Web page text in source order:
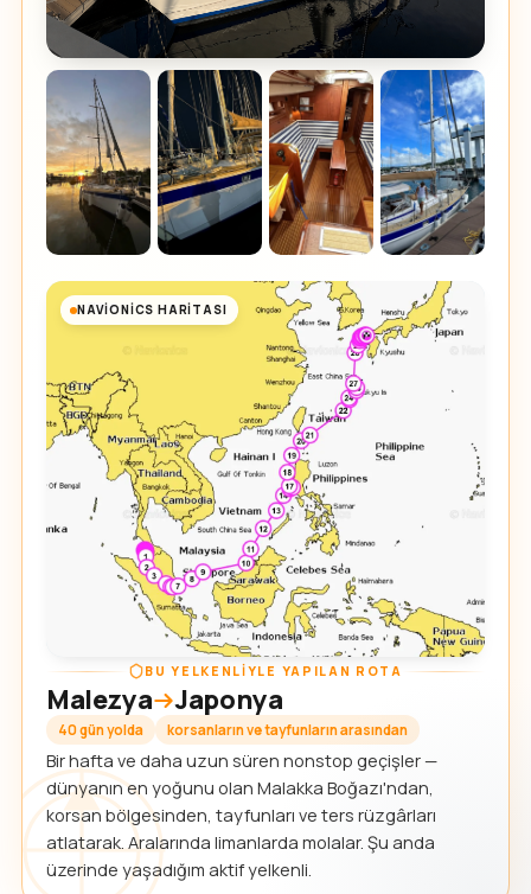
NAVIONICS HARITASI
BU YELKENLIYLE YAPILAN ROTA
Malezya Japonya
40 gün yolda korsanların ve tayfunların arasından
Bir hafta ve daha uzun süren nonstop geçişler —
dünyanın en yoğunu olan Malakka Boğazı'ndan,
korsan bölgesinden, tayfunları ve ters rüzgârları
atlatarak. Aralarında limanlarda molalar. Şu anda
üzerinde yaşadığım aktif yelkenli.